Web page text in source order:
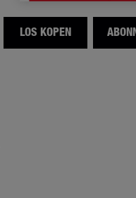
LOS KOPEN